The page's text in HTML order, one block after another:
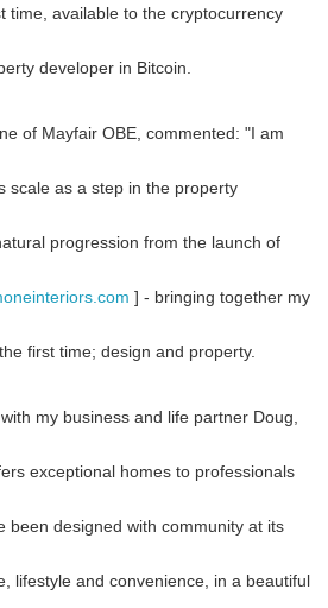
time, available to the cryptocurrency
developer in Bitcoin.
of Mayfair OBE, commented: "I am
scale as a step in the property
progression from the launch of
] - bringing together my
first time; design and property.
my business and life partner Doug,
exceptional homes to professionals
been designed with community at its
lifestyle and convenience, in a beautiful